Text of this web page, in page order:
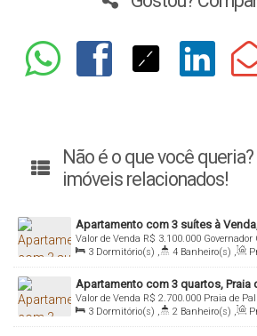
Não é o que você
imóveis relacionados!
Apartamento com 3 suítes à
Governador Celso Ramos
R$ 3.100.000
Valor de Venda
Governador
Catarina, Brasil
3 Dormitório(s) , 4 Banheiro(s) ,
Suíte(s) , 4 Vaga(s)
Apartamento com 3 quartos, Praia
Celso Ramos R$ 2.700.000
Valor de Venda
Praia de
Ramos, Santa Catarina, Brasil
3 Dormitório(s) , 2 Banheiro(s) ,
Suíte(s) , 1 Vaga(s)